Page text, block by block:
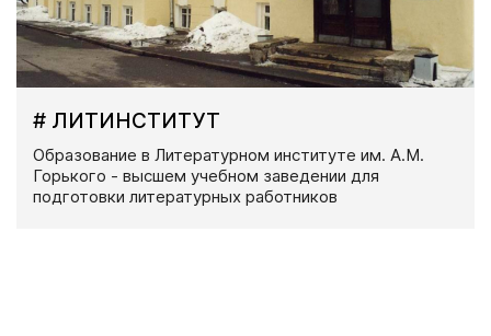
# ЛИТИНСТИТУТ
Образование в Литературном институте им. А.М.
Горького - высшем учебном заведении для
подготовки литературных работников